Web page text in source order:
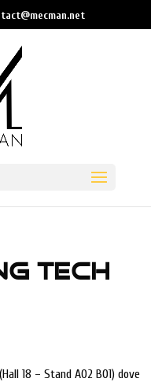
TECH
18 – Stand A02 B01) dove